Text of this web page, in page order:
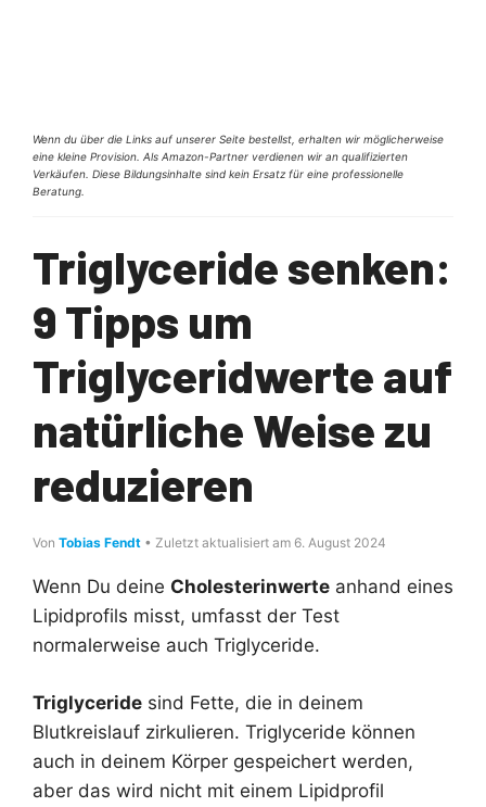
Wenn du über die Links auf unserer Seite bestellst, erhalten wir möglicherweise
eine kleine Provision. Als Amazon-Partner verdienen wir an qualifizierten
Verkäufen. Diese Bildungsinhalte sind kein Ersatz für eine professionelle
Beratung.
Triglyceride senken:
9 Tipps um
Triglyceridwerte auf
natürliche Weise zu
reduzieren
Von Tobias Fendt • Zuletzt aktualisiert am 6. August 2024
Wenn Du deine Cholesterinwerte anhand eines
Lipidprofils misst, umfasst der Test
normalerweise auch Triglyceride.
Triglyceride sind Fette, die in deinem
Blutkreislauf zirkulieren. Triglyceride können
auch in deinem Körper gespeichert werden,
aber das wird nicht mit einem Lipidprofil